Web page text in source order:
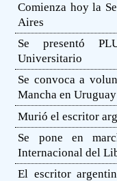
Comienza hoy la
Aires
Se presentó
Universitario
Se convoca a
Mancha en Uruguay
Murió el escritor
Se pone en
Internacional del
El escritor